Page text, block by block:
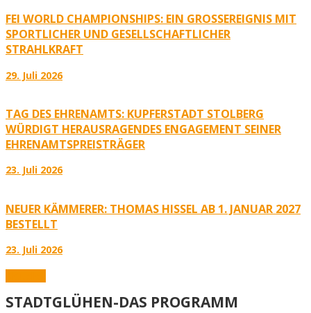
FEI WORLD CHAMPIONSHIPS: EIN GROSSEREIGNIS MIT S
PORTLICHER UND GESELLSCHAFTLICHER S
TRAHLKRAFT
29. Juli 2026
TAG DES EHRENAMTS: KUPFERSTADT STOLBERG
WÜRDIGT HERAUSRAGENDES ENGAGEMENT SEINER
EHRENAMTSPREISTRÄGER
23. Juli 2026
NEUER KÄMMERER: THOMAS HISSEL AB 1. JANUAR 2027
BESTELLT
23. Juli 2026
STADTGLÜHEN-DAS PROGRAMM